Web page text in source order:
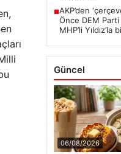
■AKP’den
Önce DEM
MHP’li
Güncel
06/08/2026